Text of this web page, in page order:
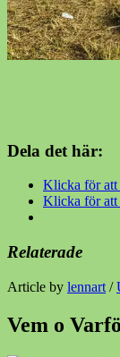
Dela det här:
Klicka för att
Klicka för att
Relaterade
Article by lennart /
Vem o